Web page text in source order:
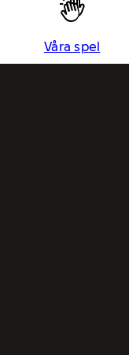
Våra spel